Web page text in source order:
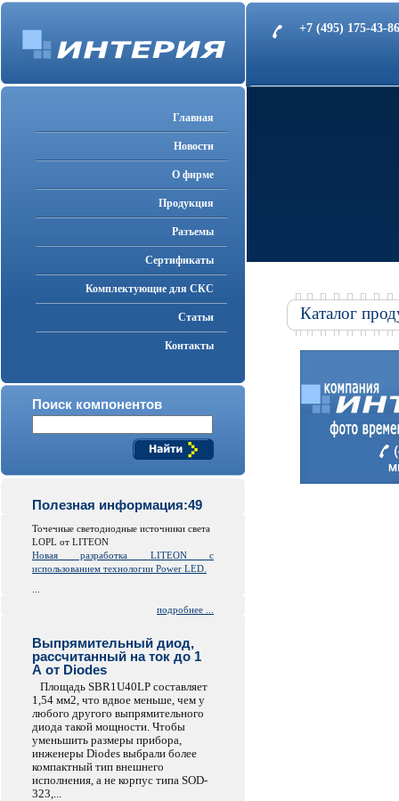
+7 (495) 175-43-
Главная
Новости
О фирме
Продукция
Разъемы
Cертификаты
Комплектующие для СКС
Статьи
Контакты
Поиск компонентов
Полезная информация:49
Точечные светодиодные источники света
LOPL от LITEON
Новая разработка LITEON с
использованием технологии Power LED.
подробнее ...
Выпрямительный диод,
рассчитанный на ток до 1
А от Diodes
Площадь SBR1U40LP составляет
1,54 мм2, что вдвое меньше, чем у
любого другого выпрямительного
диода такой мощности. Чтобы
уменьшить размеры прибора,
инженеры Diodes выбрали более
компактный тип внешнего
исполнения, а не корпус типа SOD-
323,...
Каталог